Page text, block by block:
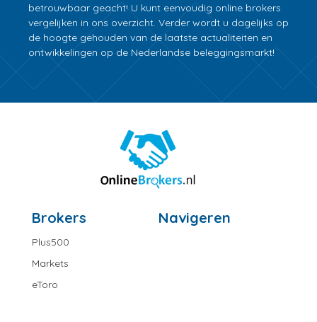
betrouwbaar geacht! U kunt eenvoudig online brokers
vergelijken in ons overzicht. Verder wordt u dagelijks op
de hoogte gehouden van de laatste actualiteiten en
ontwikkelingen op de Nederlandse beleggingsmarkt!
Brokers
Plus500
Markets
eToro
Navigeren